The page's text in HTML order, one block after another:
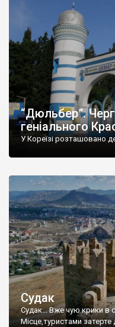
“Дюльбер”.
геніального
У Кореїзі розташовано
Судак
Судак... Вже чую крики в
Місце,туристами